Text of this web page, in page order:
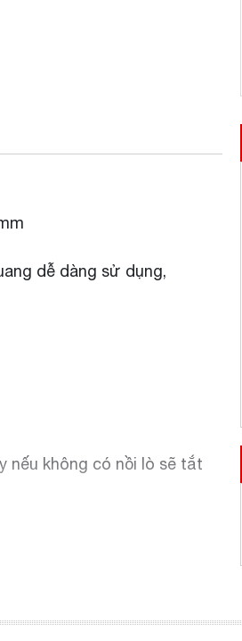
dễ dàng sử dụng,
nếu không có nồi lò sẽ tắt